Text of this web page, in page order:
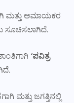
ಮತ್ತು ಅಮಾಯಕರ
ಸೂಚಿಸಲಾಗಿದೆ.
‘ಪವಿತ್ರ
ಮತ್ತು ಜಗತ್ತಿನಲ್ಲಿ